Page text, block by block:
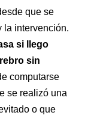
que se
la intervención.
si llego
sin
computarse
se realizó una
o que